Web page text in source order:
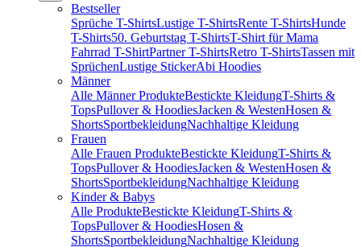
Bestseller
Sprüche T-ShirtsLustige T-ShirtsRente T-ShirtsHunde
T-Shirts50. Geburtstag T-ShirtsT-Shirt für Mama
Fahrrad T-ShirtPartner T-ShirtsRetro T-ShirtsTassen mit
SprüchenLustige StickerAbi Hoodies
Männer
Alle Männer ProdukteBestickte KleidungT-Shirts &
TopsPullover & HoodiesJacken & WestenHosen &
ShortsSportbekleidungNachhaltige Kleidung
Frauen
Alle Frauen ProdukteBestickte KleidungT-Shirts &
TopsPullover & HoodiesJacken & WestenHosen &
ShortsSportbekleidungNachhaltige Kleidung
Kinder & Babys
Alle ProdukteBestickte KleidungT-Shirts &
TopsPullover & HoodiesHosen &
ShortsSportbekleidungNachhaltige Kleidung